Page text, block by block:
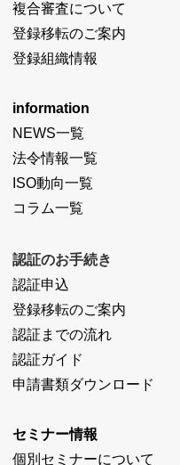
複合審査について
登録移転のご案内
登録組織情報
information
NEWS一覧
法令情報一覧
ISO動向一覧
コラム一覧
認証のお手続き
認証申込
登録移転のご案内
認証までの流れ
認証ガイド
申請書類ダウンロード
セミナー情報
個別セミナーについて